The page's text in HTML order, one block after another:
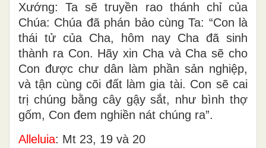
Xướng: Ta sẽ truyền rao thánh chỉ của
Chúa: Chúa đã phán bảo cùng Ta: “Con là
thái tử của Cha, hôm nay Cha đã sinh
thành ra Con. Hãy xin Cha và Cha sẽ cho
Con được chư dân làm phần sản nghiệp,
và tận cùng cõi đất làm gia tài. Con sẽ cai
trị chúng bằng cây gậy sắt, như bình thợ
gốm, Con đem nghiền nát chúng ra”.
Alleluia: Mt 23, 19 và 20